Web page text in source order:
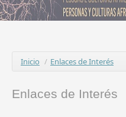
Inicio / Enlaces de Interés
Enlaces de Interés